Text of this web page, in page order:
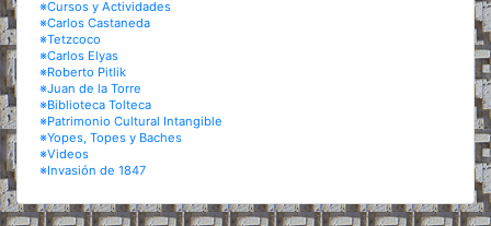
※Cursos y Actividades
※Carlos Castaneda
※Tetzcoco
※Carlos Elyas
※Roberto Pitlik
※Juan de la Torre
※Biblioteca Tolteca
※Patrimonio Cultural Intangible
※Yopes, Topes y Baches
※Videos
※Invasión de 1847